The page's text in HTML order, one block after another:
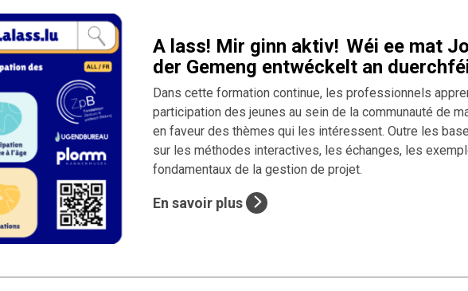
A lass! Mir ginn aktiv! Wéi ee mat
der Gemeng entwéckelt an
Dans cette formation continue, les professionnels
participation des jeunes au sein de la communauté de
en faveur des thèmes qui les intéressent. Outre les
sur les méthodes interactives, les échanges, les
fondamentaux de la gestion de projet.
En savoir plus